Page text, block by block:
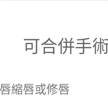
可合併手
縮唇或修唇